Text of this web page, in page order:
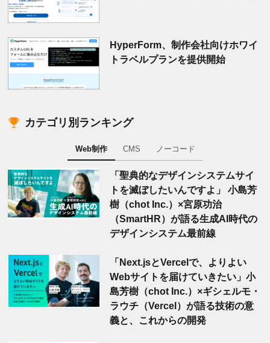
HyperForm、制作会社向けホワイ
トラベルプランを提供開始
カテゴリ別ランキング
Web制作 CMS ノーコード
「聖典的なデザインシステムサイ
トを滅ぼしたいんですよ」 小島芳
樹（chot Inc.）×宮原功治
（SmartHR）が語る生成AI時代の
デザインシステム最前線
「Next.jsとVercelで、よりよい
Webサイトを届けていきたい」小
島芳樹（chot Inc.）×ギシェルモ・
ラウチ（Vercel）が語る技術の意
義と、これからの開発